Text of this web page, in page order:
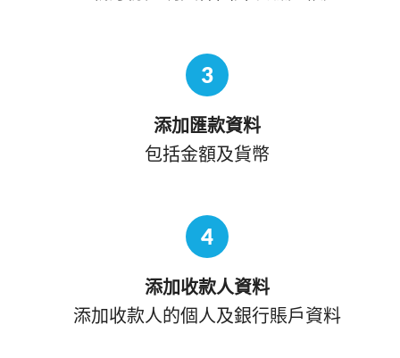
3
添加匯款資料
包括金額及貨幣
4
添加收款人資料
添加收款人的個人及銀行賬戶資料